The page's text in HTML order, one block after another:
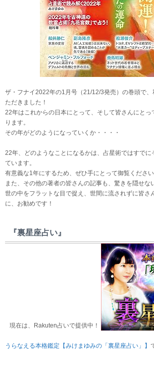
ザ・フナイ2022年の1月号（21/12/3発売）の巻頭で
ただきました！
22年はこれからの日本にとって、そして皆さんにとっ
ります。
その年がどのようになっていくか・・・・
22年、どのようなことになるかは、占星術ではすでに
ています。
有意義な1年にするため、ぜひ手にとって御覧ください
また、その他の著者の皆さんの記事も、驚きを隠せな
世の中をフラットな目で捉え、世間に流されずに皆さ
に、お勧めです！
『裏星座占い』
現在は、Rakuten占いで提供中！
うらなえる本格鑑定【みけまゆみの「裏星座占い」】